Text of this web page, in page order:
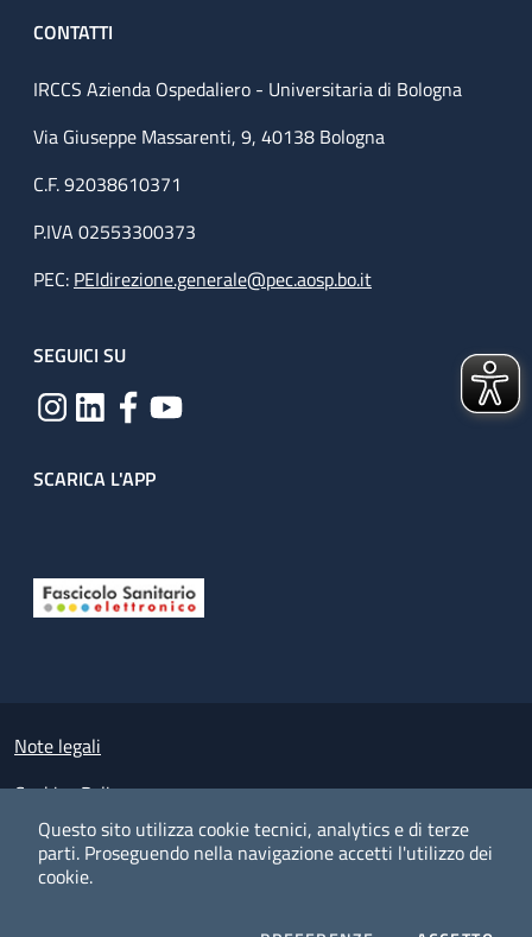
Questo sito utilizza cookie tecnici, analytics e di terze
parti. Proseguendo nella navigazione accetti l'utilizzo dei
cookie.
CONTATTI
IRCCS Azienda Ospedaliero - Universitaria di Bologna
Via Giuseppe Massarenti, 9, 40138 Bologna
C.F. 92038610371
P.IVA 02553300373
PEC: PEIdirezione.generale@pec.aosp.bo.it
SEGUICI SU
SCARICA L'APP
Small prints
Note legali
Cookies Policy
Policy privacy e protezione del dato personale
Albo pretorio on-line